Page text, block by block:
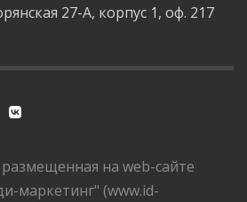
27-А, корпус 1, оф. 217
на web-сайте
маркетинг" (www.id-